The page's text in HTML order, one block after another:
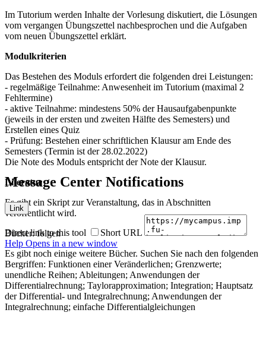
Im Tutorium werden Inhalte der Vorlesung diskutiert, die Lösungen
vom vergangen Übungszettel nachbesprochen und die Aufgaben
vom neuen Übungszettel erklärt.
Modulkriterien
Das Bestehen des Moduls erfordert die folgenden drei Leistungen:
- regelmäßige Teilnahme: Anwesenheit im Tutorium (maximal 2
Fehltermine)
- aktive Teilnahme: mindestens 50% der Hausaufgabenpunkte
(jeweils in der ersten und zweiten Hälfte des Semesters) und
Erstellen eines Quiz
- Prüfung: Bestehen einer schriftlichen Klausur am Ende des
Semesters (Termin ist der 28.02.2022)
Die Note des Moduls entspricht der Note der Klausur.
Literatur
Es gibt ein Skript zur Veranstaltung, das in Abschnitten
veröffentlicht wird.
Bücher: folgen
Es gibt noch einige weitere Bücher. Suchen Sie nach den folgenden
Bergriffen: Funktionen einer Veränderlichen; Grenzwerte;
unendliche Reihen; Ableitungen; Anwendungen der
Differentialrechnung; Taylorapproximation; Integration; Hauptsatz
der Differential- und Integralrechnung; Anwendungen der
Integralrechnung; einfache Differentialgleichungen
Message Center Notifications
Link
Direct link to this tool
Short URL
Help Opens in a new window